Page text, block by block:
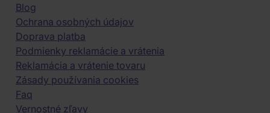
Blog
Ochrana osobných údajov
Doprava platba
Podmienky reklamácie a vrátenia
Reklamácia a vrátenie tovaru
Zásady používania cookies
Faq
Vernostné zľavy